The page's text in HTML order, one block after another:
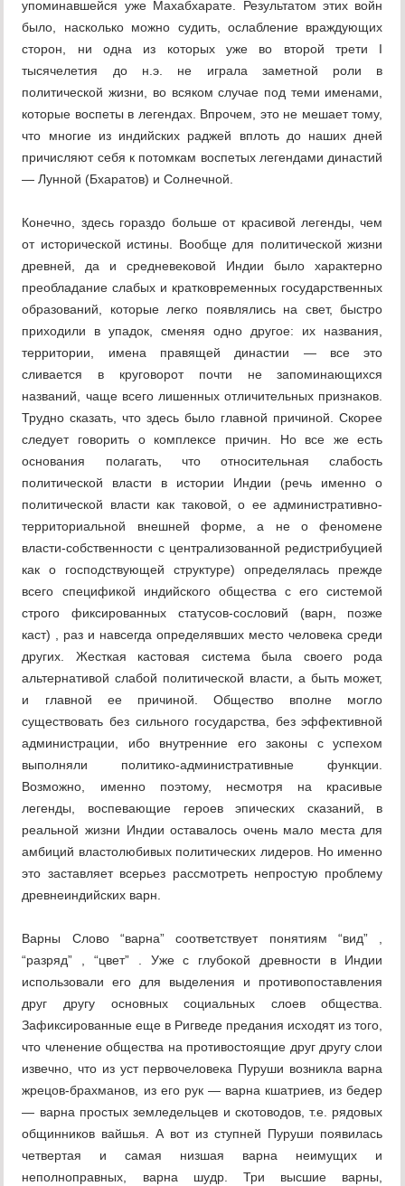
упоминавшейся уже Махабхарате. Результатом этих войн
было, насколько можно судить, ослабление враждующих
сторон, ни одна из которых уже во второй трети I
тысячелетия до н.э. не играла заметной роли в
политической жизни, во всяком случае под теми именами,
которые воспеты в легендах. Впрочем, это не мешает тому,
что многие из индийских раджей вплоть до наших дней
причисляют себя к потомкам воспетых легендами династий
— Лунной (Бхаратов) и Солнечной.
Конечно, здесь гораздо больше от красивой легенды, чем
от исторической истины. Вообще для политической жизни
древней, да и средневековой Индии было характерно
преобладание слабых и кратковременных государственных
образований, которые легко появлялись на свет, быстро
приходили в упадок, сменяя одно другое: их названия,
территории, имена правящей династии — все это
сливается в круговорот почти не запоминающихся
названий, чаще всего лишенных отличительных признаков.
Трудно сказать, что здесь было главной причиной. Скорее
следует говорить о комплексе причин. Но все же есть
основания полагать, что относительная слабость
политической власти в истории Индии (речь именно о
политической власти как таковой, о ее административно-
территориальной внешней форме, а не о феномене
власти-собственности с централизованной редистрибуцией
как о господствующей структуре) определялась прежде
всего спецификой индийского общества с его системой
строго фиксированных статусов-сословий (варн, позже
каст) , раз и навсегда определявших место человека среди
других. Жесткая кастовая система была своего рода
альтернативой слабой политической власти, а быть может,
и главной ее причиной. Общество вполне могло
существовать без сильного государства, без эффективной
администрации, ибо внутренние его законы с успехом
выполняли политико-административные функции.
Возможно, именно поэтому, несмотря на красивые
легенды, воспевающие героев эпических сказаний, в
реальной жизни Индии оставалось очень мало места для
амбиций властолюбивых политических лидеров. Но именно
это заставляет всерьез рассмотреть непростую проблему
древнеиндийских варн.
Варны Слово “варна” соответствует понятиям “вид” ,
“разряд” , “цвет” . Уже с глубокой древности в Индии
использовали его для выделения и противопоставления
друг другу основных социальных слоев общества.
Зафиксированные еще в Ригведе предания исходят из того,
что членение общества на противостоящие друг другу слои
извечно, что из уст первочеловека Пуруши возникла варна
жрецов-брахманов, из его рук — варна кшатриев, из бедер
— варна простых земледельцев и скотоводов, т.е. рядовых
общинников вайшья. А вот из ступней Пуруши появилась
четвертая и самая низшая варна неимущих и
неполноправных, варна шудр. Три высшие варны,